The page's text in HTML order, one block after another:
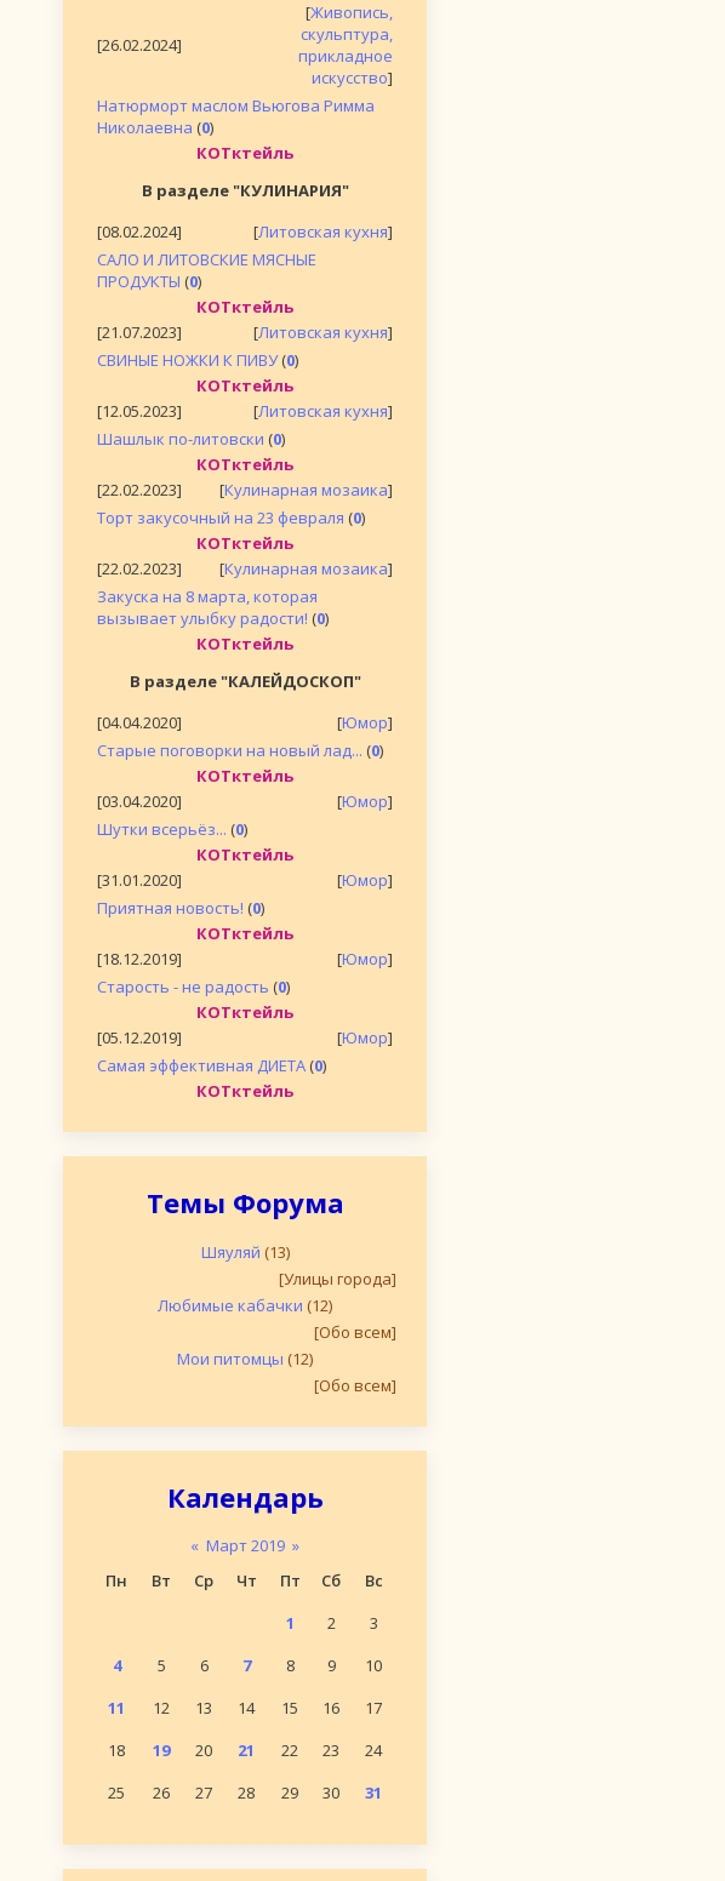
[26.02.2024]
[Живопись,
скульптура,
прикладное
искусство]
Натюрморт маслом Вьюгова Римма
Николаевна (0)
КОТктейль
В разделе "КУЛИНАРИЯ"
[08.02.2024]
[Литовская кухня]
САЛО И ЛИТОВСКИЕ МЯСНЫЕ
ПРОДУКТЫ (0)
КОТктейль
[21.07.2023]
[Литовская кухня]
СВИНЫЕ НОЖКИ К ПИВУ (0)
КОТктейль
[12.05.2023]
[Литовская кухня]
Шашлык по-литовски (0)
КОТктейль
[22.02.2023]
[Кулинарная мозаика]
Торт закусочный на 23 февраля (0)
КОТктейль
[22.02.2023]
[Кулинарная мозаика]
Закуска на 8 марта, которая
вызывает улыбку радости! (0)
КОТктейль
В разделе "КАЛЕЙДОСКОП"
[04.04.2020]
[Юмор]
Старые поговорки на новый лад... (0)
КОТктейль
[03.04.2020]
[Юмор]
Шутки всерьёз... (0)
КОТктейль
[31.01.2020]
[Юмор]
Приятная новость! (0)
КОТктейль
[18.12.2019]
[Юмор]
Старость - не радость (0)
КОТктейль
[05.12.2019]
[Юмор]
Самая эффективная ДИЕТА (0)
КОТктейль
Темы Форума
Шяуляй (13)
[Улицы города]
Любимые кабачки (12)
[Обо всем]
Мои питомцы (12)
[Обо всем]
Календарь
« Март 2019 »
Пн
Вт Ср Чт Пт Сб
Вс
1
2
3
4
5 6 7 8 9
10
11
12 13 14 15 16
17
18
19 20 21 22 23
24
25
26 27 28 29 30 31